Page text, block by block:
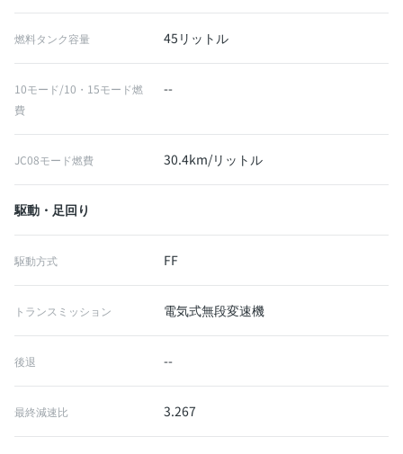
燃料タンク容量 45リットル
10モード/10・15モード燃
費
--
JC08モード燃費 30.4km/リットル
駆動・足回り
駆動方式 FF
トランスミッション 電気式無段変速機
後退 --
最終減速比 3.267